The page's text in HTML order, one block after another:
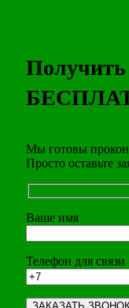
Мы готовы
Просто оставьте
Ваше имя
Телефон для связи